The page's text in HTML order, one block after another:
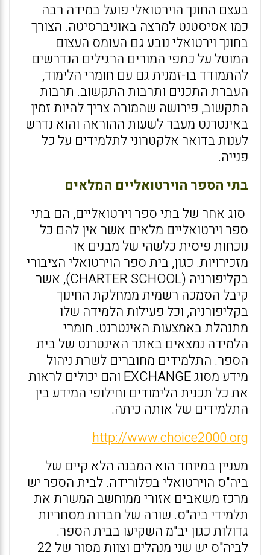
בעצם החונך הוירטואלי פועל במידה רבה
כמו אסיסטנט למרצה באוניברסיטה. הצורך
בחונך וירטואלי נובע גם העומס העצום
המוטל על כתפי המורים הרגילים הנדרשים
להתמודד בו-זמנית גם עם חומרי הלימוד,
העברת התכנים ותרבות התקשוב. תרבות
התקשוב, פירושה שהמורה צריך להיות זמין
באינטרנט מעבר לשעות ההוראה והוא נדרש
לענות בדואר אלקטרוני לתלמידים על כל
פנייה.
בתי הספר הוירטואליים המלאים
סוג אחר של בתי ספר וירטואליים, הם בתי
ספר וירטואליים מלאים אשר אין להם כל
נוכחות פיסית כלשהי של מבנים או
מזכירויות. כגון, בית ספר הוירטואלי הציבורי
בקליפורניה (CHARTER SCHOOL), אשר
קיבל הסמכה רשמית ממחלקת החינוך
בקליפורניה, וכל פעילות הלמידה שלו
מתנהלת באמצעות האינטרנט. חומרי
הלמידה נמצאים באתר האינטרנט של בית
הספר. התלמידים מחוברים לשרת ניהול
מידע מסוג EXCHANGE והם יכולים לראות
את כל תכנית הלימודים וחילופי המידע בין
התלמידים של אותה כיתה.
http://www.choice2000.org
מעניין במיוחד הוא המבנה הלא קיים של
ביה"ס הוירטואלי בפלורידה. לבית הספר יש
מרכז משאבים אזורי ממוחשב המשרת את
תלמידי ביה"ס. שורה של חברות מסחריות
גדולות כגון יב"מ השקיעו בבית הספר.
לביה"ס יש שני מנהלים וצוות מסור של 22